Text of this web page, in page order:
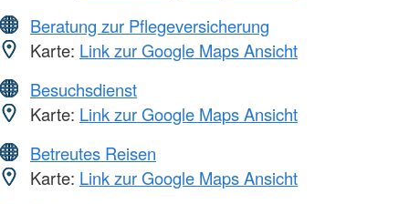
Beratung zur Pflegeversicherung
Karte: Link zur Google Maps Ansicht
Besuchsdienst
Karte: Link zur Google Maps Ansicht
Betreutes Reisen
Karte: Link zur Google Maps Ansicht